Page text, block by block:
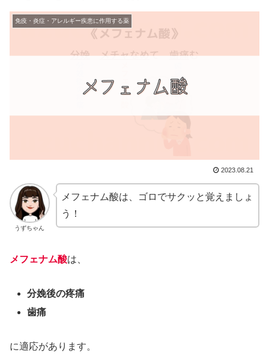
免疫・炎症・アレルギー疾患に作用する薬
2023.08.21
うずちゃん
メフェナム酸は、ゴロでサクッと覚えましょ
う！
メフェナム酸は、
分娩後の疼痛
歯痛
に適応があります。